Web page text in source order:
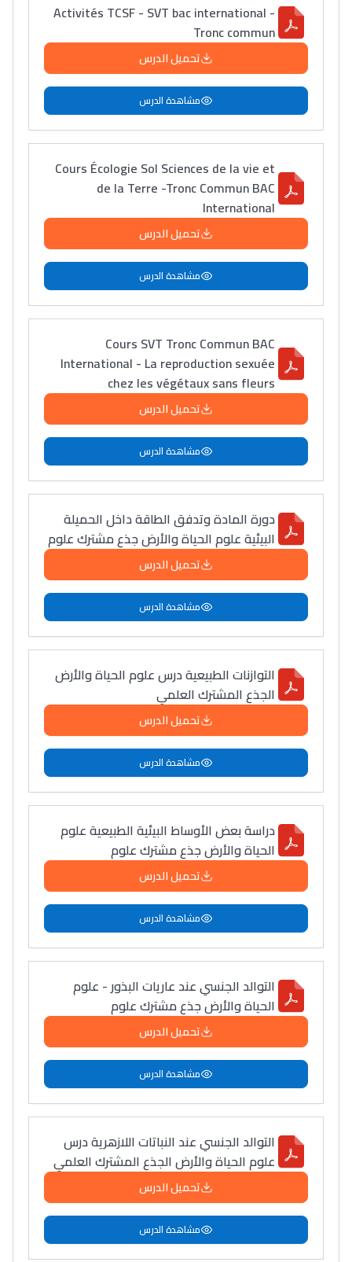
Activités TCSF - SVT bac international -
Tronc commun
تحميل الدرس
مشاهدة الدرس
Cours Écologie Sol Sciences de la vie et
de la Terre -Tronc Commun BAC
International
تحميل الدرس
مشاهدة الدرس
Cours SVT Tronc Commun BAC
International - La reproduction sexuée
chez les végétaux sans fleurs
تحميل الدرس
مشاهدة الدرس
دورة المادة وتدفق الطاقة داخل الحميلة
البيئية علوم الحياة والأرض جذع مشترك علوم
تحميل الدرس
مشاهدة الدرس
التوازنات الطبيعية درس علوم الحياة والأرض
الجذع المشترك العلمي
تحميل الدرس
مشاهدة الدرس
دراسة بعض الأوساط البيئية الطبيعية علوم
الحياة والأرض جذع مشترك علوم
تحميل الدرس
مشاهدة الدرس
التوالد الجنسي عند عاريات البذور - علوم
الحياة والأرض جذع مشترك علوم
تحميل الدرس
مشاهدة الدرس
التوالد الجنسي عند النباتات اللازهرية درس
علوم الحياة والأرض الجذع المشترك العلمي
تحميل الدرس
مشاهدة الدرس